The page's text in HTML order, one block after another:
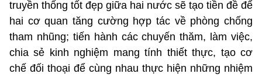
truyền thống tốt đẹp giữa hai nước sẽ tạo tiền đề để
hai cơ quan tăng cường hợp tác về phòng chống
tham nhũng; tiến hành các chuyến thăm, làm việc,
chia sẻ kinh nghiệm mang tính thiết thực, tạo cơ
chế đối thoại để cùng nhau thực hiện những nhiệm